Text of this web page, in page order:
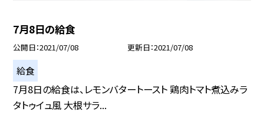
7月8日の給食
公開日 2021/07/08 更新日 2021/07/08
給食
7月8日の給食は、レモンバタートースト 鶏肉トマト煮込みラ
タトゥイュ風 大根サラ...